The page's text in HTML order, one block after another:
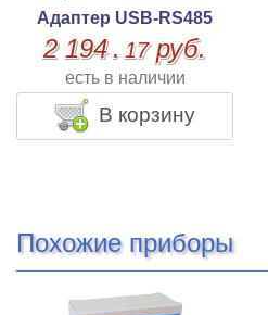
Адаптер USB-RS485
2 194 . 17руб.
есть в наличии
В корзину
Похожие приборы